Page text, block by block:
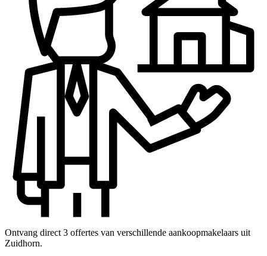
Ontvang direct 3 offertes van verschillende aankoopmakelaars uit
Zuidhorn.